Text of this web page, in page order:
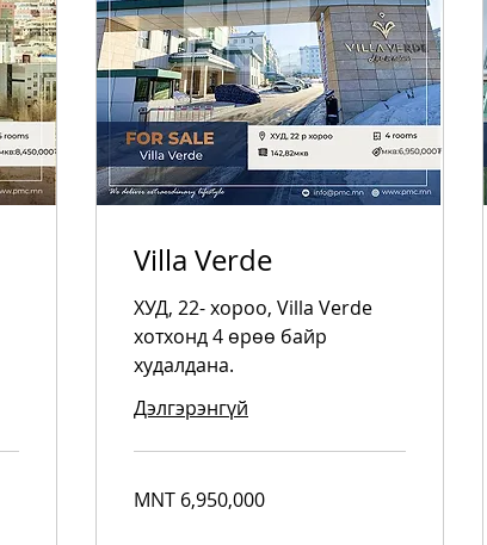
Villa Verde
ХУД, 22- хороо, Villa Verde
хотхонд 4 өрөө байр
худалдана.
Дэлгэрэнгүй
Mongolian
MNT 6,950,000